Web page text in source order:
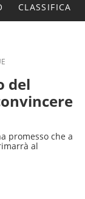
CLASSIFICA
del
promesso che a
al